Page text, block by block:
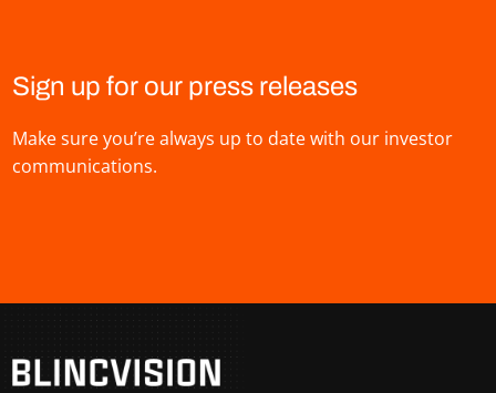
Sign up for our press releases
Make sure you’re always up to date with our investor
communications.